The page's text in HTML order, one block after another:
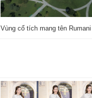
Vùng cổ tích mang tên Rumani